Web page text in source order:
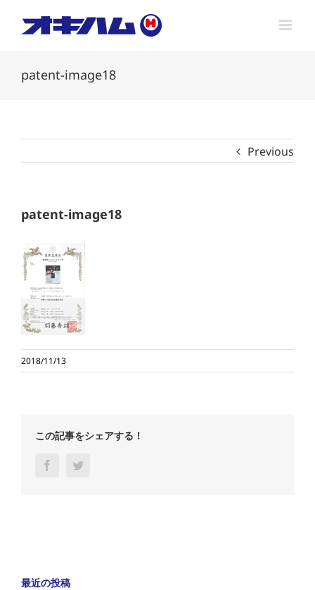
patent-image18
Previous
patent-image18
2018/11/13
この記事をシェアする！
Facebook
最近の投稿